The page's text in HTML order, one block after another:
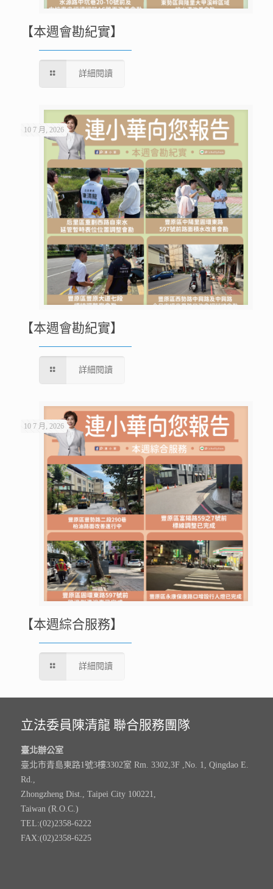
【本週會勘紀實】
詳細閱讀
10 7 月, 2026
【本週會勘紀實】
詳細閱讀
10 7 月, 2026
【本週綜合服務】
詳細閱讀
立法委員陳清龍 聯合服務團隊
臺北辦公室
臺北市青島東路1號3樓3302室 Rm. 3302,3F ,No. 1, Qingdao E.
Rd.,
Zhongzheng Dist., Taipei City 100221,
Taiwan (R.O.C.)
TEL:(02)2358-6222
FAX:(02)2358-6225